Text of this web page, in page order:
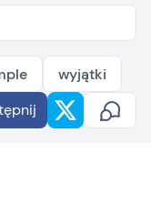
wyjątki